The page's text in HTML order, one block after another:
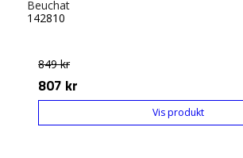
Beuchat
142810
849 kr
807 kr
Vis produkt